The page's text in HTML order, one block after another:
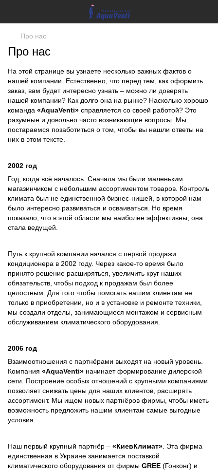
Про нас
Про нас
На этой странице вы узнаете несколько важных фактов о
нашей компании. Естественно, что перед тем, как оформить
заказ, вам будет интересно узнать – можно ли доверять
нашей компании? Как долго она на рынке? Насколько хорошо
команда «AquaVenti» справляется со своей работой? Это
разумные и довольно часто возникающие вопросы. Мы
постараемся позаботиться о том, чтобы вы нашли ответы на
них в этом тексте.
2002 год
Год, когда всё началось. Сначала мы были маленьким
магазинчиком с небольшим ассортиментом товаров. Контроль
климата был не единственной бизнес-нишей, в которой нам
было интересно развиваться и осваиваться. Но время
показало, что в этой области мы наиболее эффективны, она
стала ведущей.
Путь к крупной компании начался с первой продажи
кондиционера в 2002 году. Через какое-то время было
принято решение расширяться, увеличить круг наших
обязательств, чтобы подход к продажам был более
целостным. Для того чтобы помогать нашим клиентам не
только в приобретении, но и в установке и ремонте техники,
мы создали отделы, занимающиеся монтажом и сервисным
обслуживанием климатического оборудования.
2006 год
Взаимоотношения с партнёрами выходят на новый уровень.
Компания «AquaVenti» начинает формирование дилерской
сети. Построение особых отношений с крупными компаниями
позволяет снижать цены для наших клиентов, расширять
ассортимент. Мы ищем новых партнёров фирмы, чтобы иметь
возможность предложить нашим клиентам самые выгодные
условия.
Наш первый крупный партнёр – «КиевКлимат» . Эта фирма
единственная в Украине занимается поставкой
климатического оборудования от фирмы GREE (Гонконг) и